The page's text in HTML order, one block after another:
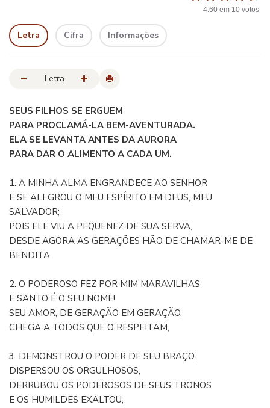
4.60 em 10 votos
Letra Cifra Informações
Letra
SEUS FILHOS SE ERGUEM
PARA PROCLAMÁ-LA BEM-AVENTURADA.
ELA SE LEVANTA ANTES DA AURORA
PARA DAR O ALIMENTO A CADA UM.
1. A MINHA ALMA ENGRANDECE AO SENHOR
E SE ALEGROU O MEU ESPÍRITO EM DEUS, MEU
SALVADOR;
POIS ELE VIU A PEQUENEZ DE SUA SERVA,
DESDE AGORA AS GERAÇÕES HÃO DE CHAMAR-ME DE
BENDITA.
2. O PODEROSO FEZ POR MIM MARAVILHAS
E SANTO É O SEU NOME!
SEU AMOR, DE GERAÇÃO EM GERAÇÃO,
CHEGA A TODOS QUE O RESPEITAM;
3. DEMONSTROU O PODER DE SEU BRAÇO,
DISPERSOU OS ORGULHOSOS;
DERRUBOU OS PODEROSOS DE SEUS TRONOS
E OS HUMILDES EXALTOU;